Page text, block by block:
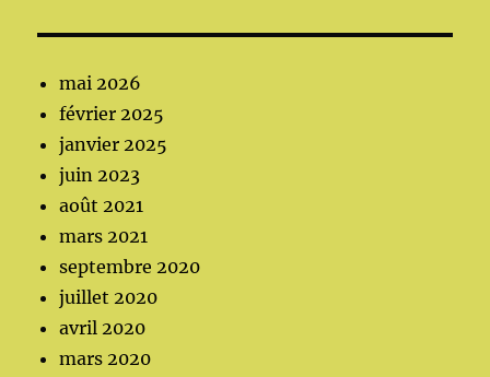
mai 2026
février 2025
janvier 2025
juin 2023
août 2021
mars 2021
septembre 2020
juillet 2020
avril 2020
mars 2020